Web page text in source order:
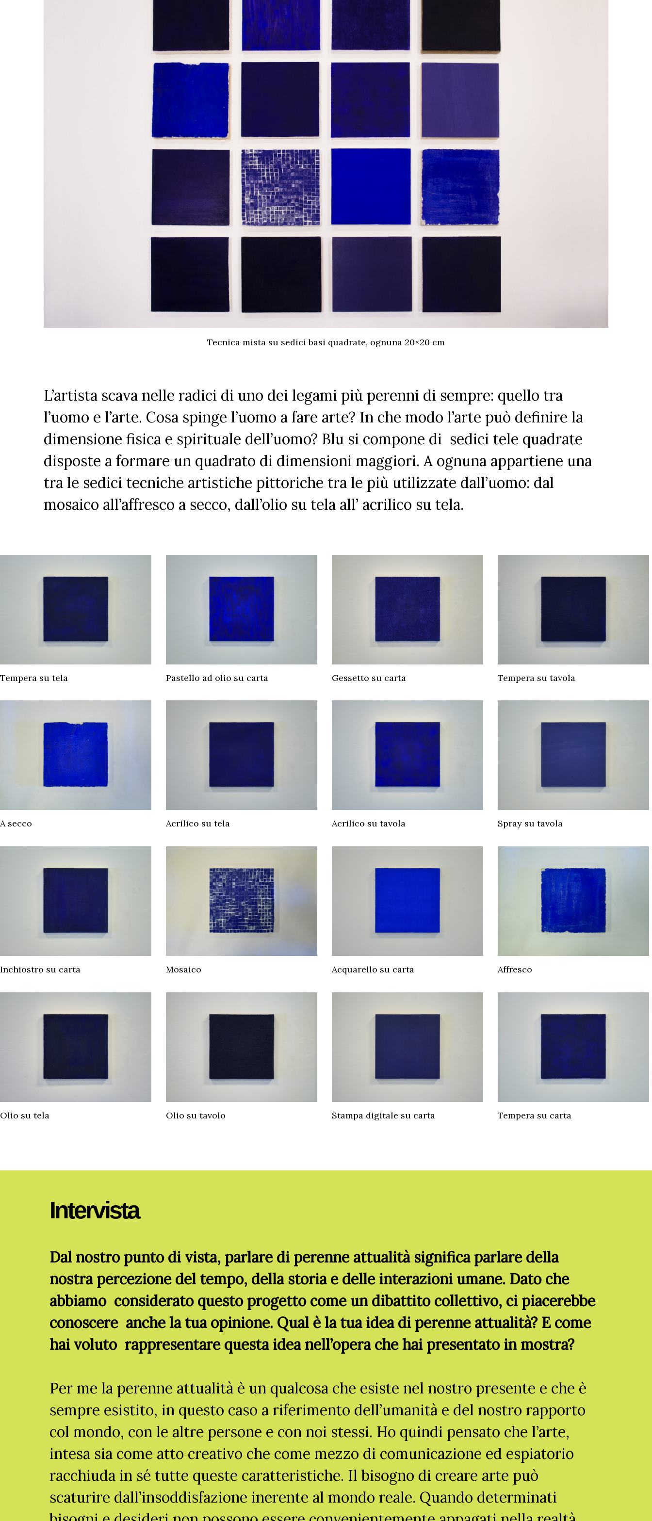
Tecnica mista su sedici basi quadrate, ognuna 20×20 cm
L’artista scava nelle radici di uno dei legami più perenni di sempre: quello tra
l’uomo e l’arte. Cosa spinge l’uomo a fare arte? In che modo l’arte può definire la
dimensione fisica e spirituale dell’uomo? Blu si compone di sedici tele quadrate
disposte a formare un quadrato di dimensioni maggiori. A ognuna appartiene una
tra le sedici tecniche artistiche pittoriche tra le più utilizzate dall’uomo: dal
mosaico all’affresco a secco, dall’olio su tela all’ acrilico su tela.
Tempera su tela Pastello ad olio su carta Gessetto su carta Tempera su tavola
A secco Acrilico su tela Acrilico su tavola Spray su tavola
Inchiostro su carta Mosaico Acquarello su carta Affresco
Olio su tela Olio su tavolo Stampa digitale su carta Tempera su carta
Intervista
Dal nostro punto di vista, parlare di perenne attualità significa parlare della
nostra percezione del tempo, della storia e delle interazioni umane. Dato che
abbiamo considerato questo progetto come un dibattito collettivo, ci piacerebbe
conoscere anche la tua opinione. Qual è la tua idea di perenne attualità? E come
hai voluto rappresentare questa idea nell’opera che hai presentato in mostra?
Per me la perenne attualità è un qualcosa che esiste nel nostro presente e che è
sempre esistito, in questo caso a riferimento dell’umanità e del nostro rapporto
col mondo, con le altre persone e con noi stessi. Ho quindi pensato che l’arte,
intesa sia come atto creativo che come mezzo di comunicazione ed espiatorio
racchiuda in sé tutte queste caratteristiche. Il bisogno di creare arte può
scaturire dall’insoddisfazione inerente al mondo reale. Quando determinati